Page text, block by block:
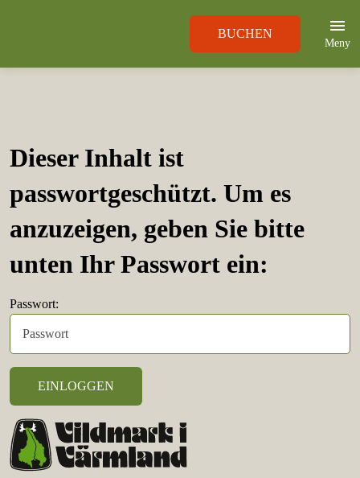
BUCHEN
Meny
Dieser Inhalt ist
passwortgeschützt. Um es
anzuzeigen, geben Sie bitte
unten Ihr Passwort ein:
Passwort: